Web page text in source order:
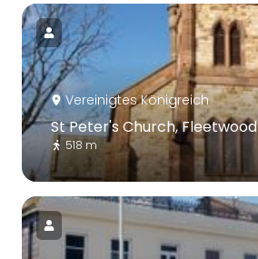
Vereinigtes Königreich
St Peter's Church, Fleetwood
518 m